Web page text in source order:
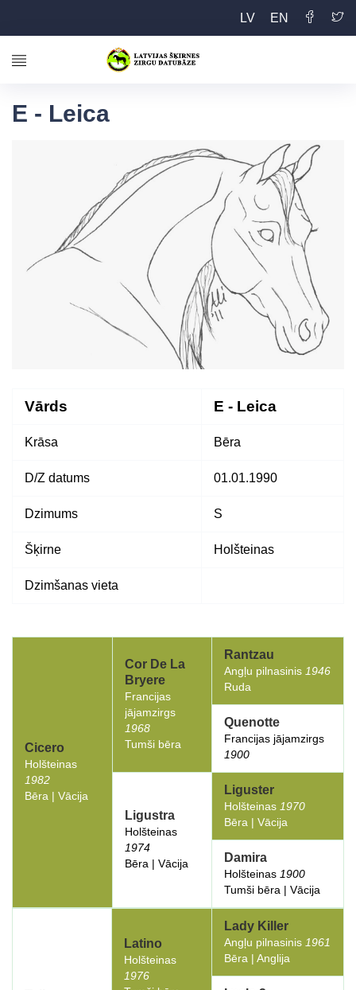
LV EN
E - Leica
Vārds E - Leica
Krāsa Bēra
D/Z datums 01.01.1990
Dzimums S
Šķirne Holšteinas
Dzimšanas vieta
Cicero
Holšteinas
1982
Bēra | Vācija
Cor De La
Bryere
Francijas
jājamzirgs
1968
Tumši bēra
Rantzau
Angļu pilnasinis 1946
Ruda
Quenotte
Francijas jājamzirgs
1900
Ligustra
Holšteinas
1974
Bēra | Vācija
Liguster
Holšteinas 1970
Bēra | Vācija
Damira
Holšteinas 1900
Tumši bēra | Vācija
Latino
Holšteinas
1976
Lady Killer
Angļu pilnasinis 1961
Bēra | Anglija